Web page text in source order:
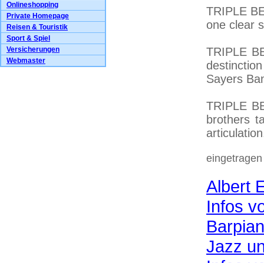
Onlineshopping
Private Homepage
Reisen & Touristik
Sport & Spiel
Versicherungen
Webmaster
TRIPLE
one clear
TRIPLE
Sayers
TRIPLE
brothers
Albert
Infos
Jazz